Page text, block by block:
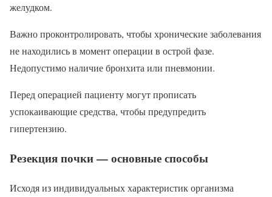
желудком.
Важно проконтролировать, чтобы хронические заболевания
не находились в момент операции в острой фазе.
Недопустимо наличие бронхита или пневмонии.
Перед операцией пациенту могут прописать
успокаивающие средства, чтобы предупредить
гипертензию.
Резекция почки — основные способы
Исходя из индивидуальных характеристик организма